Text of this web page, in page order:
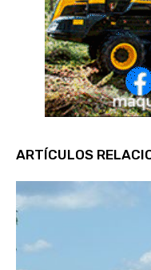
ARTÍCULOS